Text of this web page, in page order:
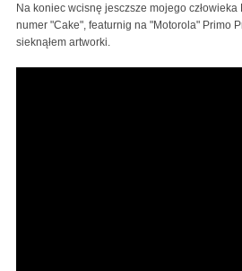
Na koniec wcisnę jesczsze mojego
numer "Cake", featurnig na "Motorola" Primo
sieknąłem artworki.